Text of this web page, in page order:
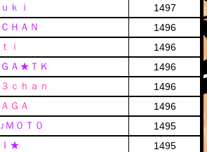
ｋｉ
1497
ＨＡＮ
1496
ｉ
1496
Ａ★ＴＫ
1496
ｃｈａｎ
1496
ＧＡ
1496
Ｍ０Ｔ０
1495
Ｉ★
1495